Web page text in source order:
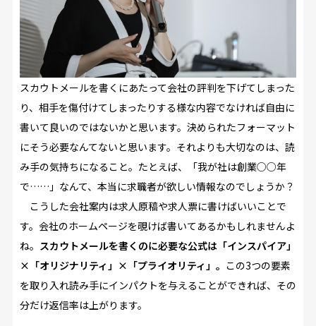
スカウトメールを書くにあたって会社の評判を下げてしまった
り、相手を傷付けてしまったりする様な内容でなければ自由に
書いて良いのではないかと思います。決められたフォーマット
にそう必要なんてないと思います。それよりも大切なのは、読
み手の気持ちになること。たとえば、「我が社は創業○○年
で……」なんて、本当に求職者が欲しい情報なのでしょうか？
こうした会社案内は求人原稿や求人票に書けばいいことで
す。会社のホームページを覗けば書いてあるかもしれませんよ
ね。 スカウトメールを書くのに必要な公式は「インスパイア」
×「オリジナリティ」×「プライオリティ」。 この3つの要素
を取り入れ読み手にインパクトを与えることができれば、その
分だけ返信率は上がります。